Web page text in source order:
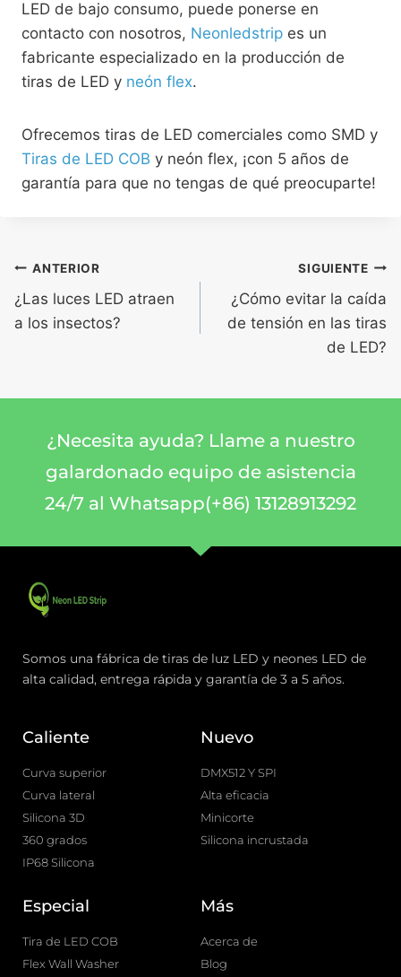
LED de bajo consumo, puede ponerse en
contacto con nosotros, Neonledstrip es un
fabricante especializado en la producción de
tiras de LED y neón flex.
Ofrecemos tiras de LED comerciales como SMD y
Tiras de LED COB y neón flex, ¡con 5 años de
garantía para que no tengas de qué preocuparte!
ANTERIOR
¿Las luces LED atraen
a los insectos?
SIGUIENTE
¿Cómo evitar la caída
de tensión en las tiras
de LED?
¿Necesita ayuda? Llame a nuestro
galardonado equipo de asistencia
24/7 al Whatsapp(+86) 13128913292
Somos una fábrica de tiras de luz LED y neones LED de
alta calidad, entrega rápida y garantía de 3 a 5 años.
Caliente
Curva superior
Curva lateral
Silicona 3D
360 grados
IP68 Silicona
Nuevo
DMX512 Y SPI
Alta eficacia
Minicorte
Silicona incrustada
Especial
Tira de LED COB
Flex Wall Washer
Más
Acerca de
Blog